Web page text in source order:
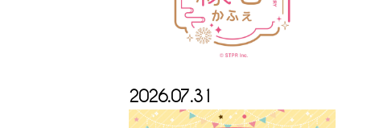
2026.07.31